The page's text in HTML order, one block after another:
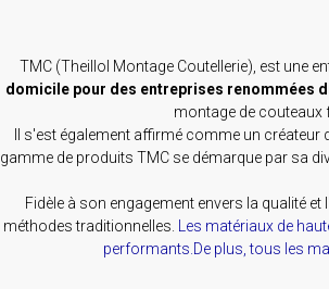
TMC (Theillol Montage Coutellerie), est une
domicile pour des entreprises renommées
montage de couteaux
Il s'est également affirmé comme un
gamme de produits TMC se démarque par sa
Fidèle à son engagement envers la qualité
méthodes traditionnelles. Les matériaux de
performants.De plus, tous les